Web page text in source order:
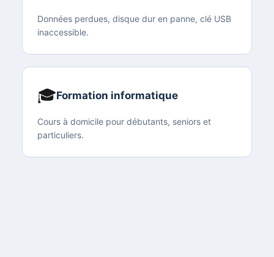
Données perdues, disque dur en panne, clé USB
inaccessible.
🎓Formation informatique
Cours à domicile pour débutants, seniors et
particuliers.